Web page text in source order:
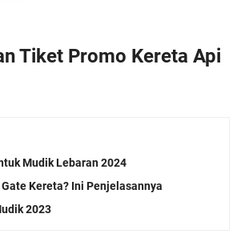
Tiket Promo Kereta Api
Mudik Lebaran 2024
Kereta? Ini Penjelasannya
2023